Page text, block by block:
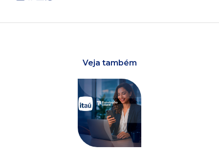
Veja também